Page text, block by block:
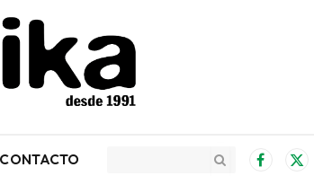
CONTACTO Facebook
X